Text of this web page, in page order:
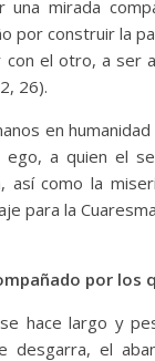
mirada
por construir la
con el otro, a ser
26).
en
a quien el
así como la
para la
por los
hace largo y
desgarra, el